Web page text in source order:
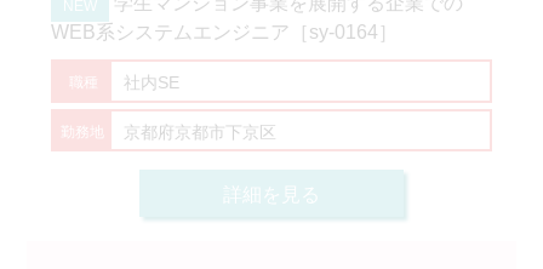
WEB系システムエンジニア［sy-0164］
社内SE
京都府京都市下京区
詳細を見る